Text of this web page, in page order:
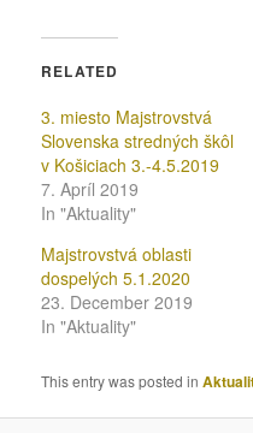
new
RELATED
3. miesto Majstrovstvá
Slovenska stredných škôl
v Košiciach 3.-4.5.2019
7. Apríl 2019
In "Aktuality"
Majstrovstvá oblasti
dospelých 5.1.2020
23. December 2019
In "Aktuality"
This entry was posted in